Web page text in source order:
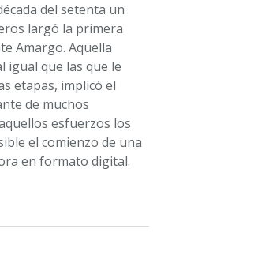
del setenta un
largó la primera
Amargo. Aquella
igual que las que le
etapas, implicó el
de muchos
esfuerzos los
el comienzo de una
en formato digital.